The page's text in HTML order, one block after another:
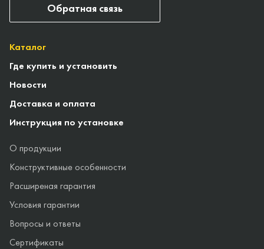
Каталог
Где купить и установить
Новости
Доставка и оплата
Инструкция по установке
О продукции
Конструктивные особенности
Расширеная гарантия
Условия гарантии
Вопросы и ответы
Сертификаты
Обратная связь